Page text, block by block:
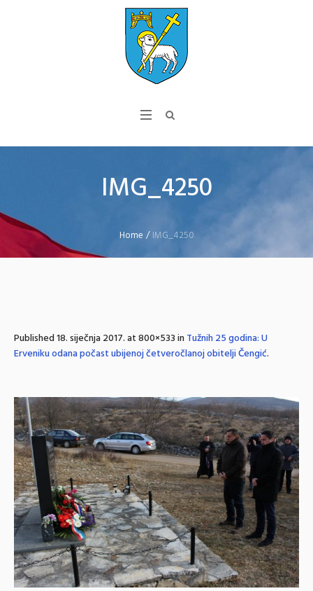
IMG_4250
Home /IMG_4250
Published18. siječnja 2017.at 800×533 inTužnih 25 godina: U
Erveniku odana počast ubijenoj četveročlanoj obitelji Čengić.